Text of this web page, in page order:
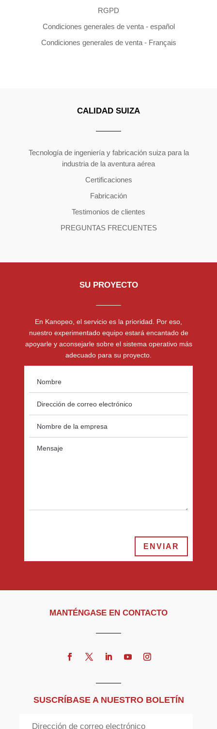
RGPD
Condiciones generales de venta - español
Condiciones generales de venta - Français
CALIDAD SUIZA
Tecnología de ingeniería y fabricación suiza para la
industria de la aventura aérea
Certificaciones
Fabricación
Testimonios de clientes
PREGUNTAS FRECUENTES
SU PROYECTO
En Kanopeo, el servicio es la prioridad. Por eso,
nuestro experimentado equipo estará encantado de
apoyarle y aconsejarle sobre el sistema operativo más
adecuado para su proyecto.
ENVIAR
MANTÉNGASE EN CONTACTO
SUSCRÍBASE A NUESTRO BOLETÍN